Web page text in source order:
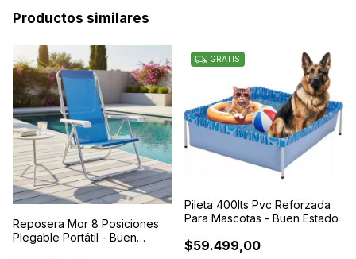
Productos similares
Reposera Mor 8 Posiciones
Plegable Portátil - Buen
GRATIS
Pileta 400lts Pvc Reforzada
Para Mascotas - Buen Estado
$59.499,00